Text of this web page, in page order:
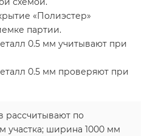
«Полиэстер»
партии.
0.5 мм учитывают при
0.5 мм проверяют при
рассчитывают по
участка; ширина 1000 мм